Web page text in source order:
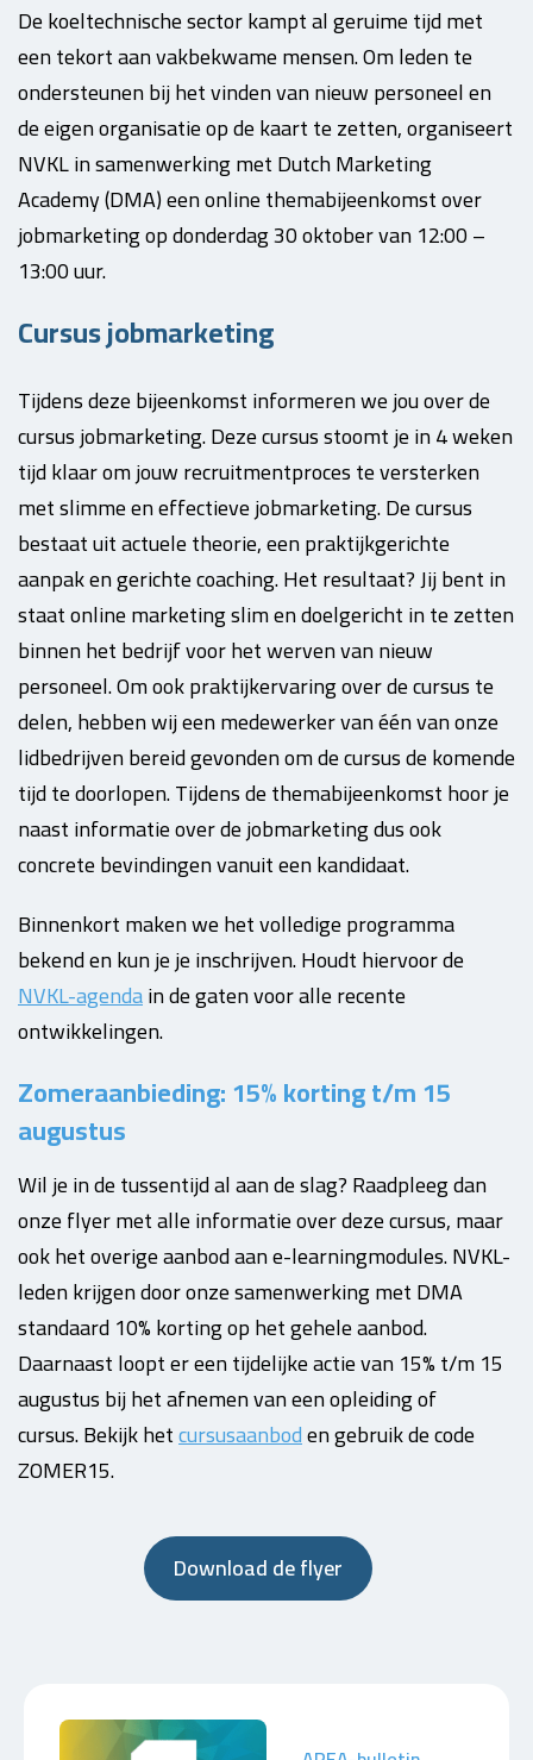
De koeltechnische sector kampt al geruime tijd met
een tekort aan vakbekwame mensen. Om leden te
ondersteunen bij het vinden van nieuw personeel en
de eigen organisatie op de kaart te zetten, organiseert
NVKL in samenwerking met Dutch Marketing
Academy (DMA) een online themabijeenkomst over
jobmarketing op donderdag 30 oktober van 12:00 –
13:00 uur.
Cursus jobmarketing
Tijdens deze bijeenkomst informeren we jou over de
cursus jobmarketing. Deze cursus stoomt je in 4 weken
tijd klaar om jouw recruitmentproces te versterken
met slimme en effectieve jobmarketing. De cursus
bestaat uit actuele theorie, een praktijkgerichte
aanpak en gerichte coaching. Het resultaat? Jij bent in
staat online marketing slim en doelgericht in te zetten
binnen het bedrijf voor het werven van nieuw
personeel. Om ook praktijkervaring over de cursus te
delen, hebben wij een medewerker van één van onze
lidbedrijven bereid gevonden om de cursus de komende
tijd te doorlopen. Tijdens de themabijeenkomst hoor je
naast informatie over de jobmarketing dus ook
concrete bevindingen vanuit een kandidaat.
Binnenkort maken we het volledige programma
bekend en kun je je inschrijven. Houdt hiervoor de
NVKL-agendain de gaten voor alle recente
ontwikkelingen.
Zomeraanbieding: 15% korting t/m 15
augustus
Wil je in de tussentijd al aan de slag? Raadpleeg dan
onze flyer met alle informatie over deze cursus, maar
ook het overige aanbod aan e-learningmodules. NVKL-
leden krijgen door onze samenwerking met DMA
standaard 10% korting op het gehele aanbod.
Daarnaast loopt er een tijdelijke actie van 15% t/m 15
augustus bij het afnemen van een opleiding of
cursus.Bekijk hetcursusaanboden gebruik de code
ZOMER15.
Download de flyer